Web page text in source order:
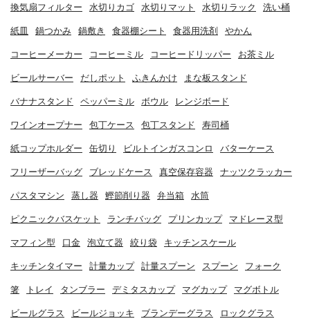
換気扇フィルター 水切りカゴ 水切りマット 水切りラック 洗い桶
紙皿 鍋つかみ 鍋敷き 食器棚シート 食器用洗剤 やかん
コーヒーメーカー コーヒーミル コーヒードリッパー お茶ミル
ビールサーバー だしポット ふきんかけ まな板スタンド
バナナスタンド ペッパーミル ボウル レンジボード
ワインオープナー 包丁ケース 包丁スタンド 寿司桶
紙コップホルダー 缶切り ビルトインガスコンロ バターケース
フリーザーバッグ ブレッドケース 真空保存容器 ナッツクラッカー
パスタマシン 蒸し器 鰹節削り器 弁当箱 水筒
ピクニックバスケット ランチバッグ プリンカップ マドレーヌ型
マフィン型 口金 泡立て器 絞り袋 キッチンスケール
キッチンタイマー 計量カップ 計量スプーン スプーン フォーク
箸 トレイ タンブラー デミタスカップ マグカップ マグボトル
ビールグラス ビールジョッキ ブランデーグラス ロックグラス